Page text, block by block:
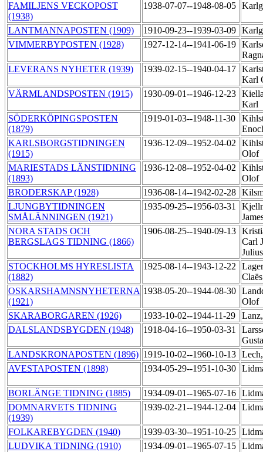
FAMILJENS VECKOPOST
(1938)
1938-07-07--1948-08-05
LANTMANNAPOSTEN (1909) 1910-09-23--1939-03-09
VIMMERBYPOSTEN (1928)
1927-12-14--1941-06-19
LEVERANS NYHETER (1939)
1939-02-15--1940-04-17
Karl
VÄRMLANDSPOSTEN (1915)
1930-09-01--1946-12-23
Karl
SÖDERKÖPINGSPOSTEN
(1879)
1919-01-03--1948-11-30
KARLSBORGSTIDNINGEN
(1915)
1936-12-09--1952-04-02
Olof
MARIESTADS LÄNSTIDNING
(1893)
1936-12-08--1952-04-02
Olof
BRODERSKAP (1928)
1936-08-14--1942-02-28
LJUNGBYTIDNINGEN
SMÅLÄNNINGEN (1921)
1935-09-25--1956-03-31
NORA STADS OCH
BERGSLAGS TIDNING (1866)
1906-08-25--1940-09-13
Carl
STOCKHOLMS HYRESLISTA
(1882)
1925-08-14--1943-12-22
OSKARSHAMNSNYHETERNA
(1921)
1938-05-20--1944-08-30
Olof
SKARABORGAREN (1926)
1933-10-02--1944-11-29
DALSLANDSBYGDEN (1948)
1918-04-16--1950-03-31
LANDSKRONAPOSTEN (1896) 1919-10-02--1960-10-13
AVESTAPOSTEN (1898)
1934-05-29--1951-10-30
BORLÄNGE TIDNING (1885) 1934-09-01--1965-07-16
DOMNARVETS TIDNING
(1939)
1939-02-21--1944-12-04
FOLKAREBYGDEN (1940) 1939-03-30--1951-10-25
LUDVIKA TIDNING (1910)
1934-09-01--1965-07-15